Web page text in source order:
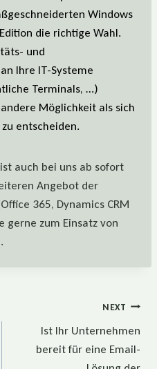
Windows
die richtige Wahl.
und
Ihre IT-Systeme
Terminals, …)
Möglichkeit als sich
entscheiden.
auch bei uns ab sofort
Angebot der
365, Dynamics CRM
gerne zum Einsatz von
NEXT
Ist Ihr Unternehmen
bereit für eine Email-